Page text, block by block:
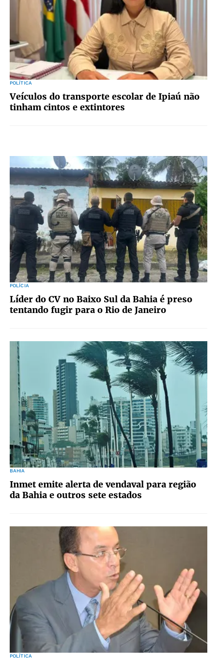
POLÍTICA
Veículos do transporte escolar de Ipiaú não
tinham cintos e extintores
POLÍCIA
Líder do CV no Baixo Sul da Bahia é preso
tentando fugir para o Rio de Janeiro
BAHIA
Inmet emite alerta de vendaval para região
da Bahia e outros sete estados
POLÍTICA